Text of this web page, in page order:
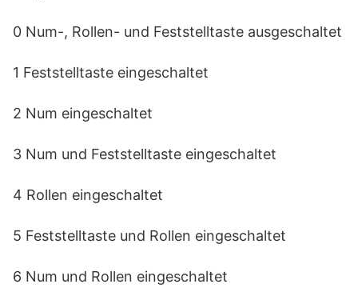
0 Num-, Rollen- und Feststelltaste ausgeschaltet
1 Feststelltaste eingeschaltet
2 Num eingeschaltet
3 Num und Feststelltaste eingeschaltet
4 Rollen eingeschaltet
5 Feststelltaste und Rollen eingeschaltet
6 Num und Rollen eingeschaltet